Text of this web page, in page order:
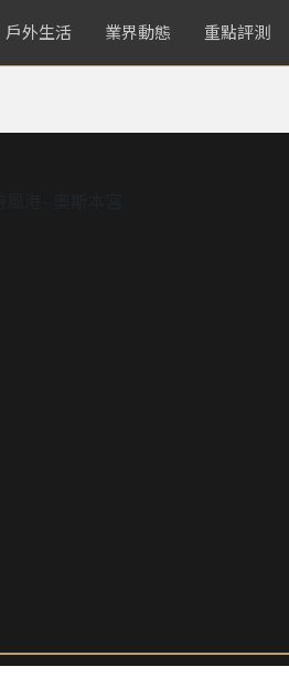
戶外生活 業界動態 重點評測